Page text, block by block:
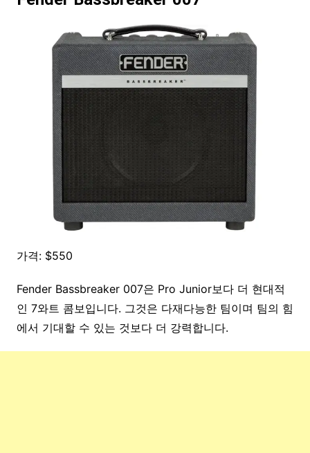
가격: $550
Fender Bassbreaker 007은 Pro Junior보다 더 현대적
인 7와트 콤보입니다. 그것은 다재다능한 팀이며 팀의 힘
에서 기대할 수 있는 것보다 더 강력합니다.